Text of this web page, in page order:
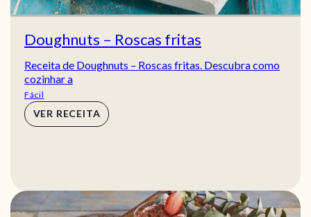
Doughnuts – Roscas fritas
Receita de Doughnuts – Roscas fritas. Descubra como
cozinhar a
Fácil
VER RECEITA